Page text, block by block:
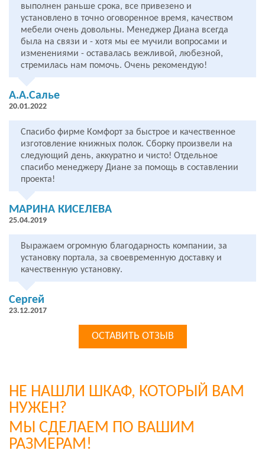
выполнен раньше срока, все привезено и
установлено в точно оговоренное время, качеством
мебели очень довольны. Менеджер Диана всегда
была на связи и - хотя мы ее мучили вопросами и
изменениями - оставалась вежливой, любезной,
стремилась нам помочь. Очень рекомендую!
А.А.Салье
20.01.2022
Спасибо фирме Комфорт за быстрое и качественное
изготовление книжных полок. Сборку произвели на
следующий день, аккуратно и чисто! Отдельное
спасибо менеджеру Диане за помощь в составлении
проекта!
МАРИНА КИСЕЛЕВА
25.04.2019
Выражаем огромную благодарность компании, за
установку портала, за своевременную доставку и
качественную установку.
Сергей
23.12.2017
ОСТАВИТЬ ОТЗЫВ
НЕ НАШЛИ ШКАФ, КОТОРЫЙ ВАМ
НУЖЕН?
МЫ СДЕЛАЕМ ПО ВАШИМ
РАЗМЕРАМ!